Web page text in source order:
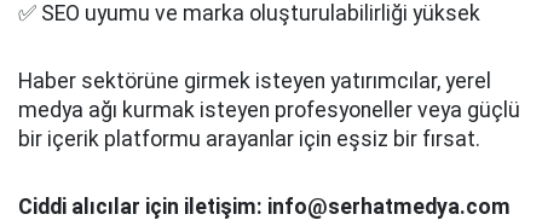
✅ SEO uyumu ve marka oluşturulabilirliği yüksek
Haber sektörüne girmek isteyen yatırımcılar, yerel
medya ağı kurmak isteyen profesyoneller veya güçlü
bir içerik platformu arayanlar için eşsiz bir fırsat.
Ciddi alıcılar için iletişim: info@serhatmedya.com